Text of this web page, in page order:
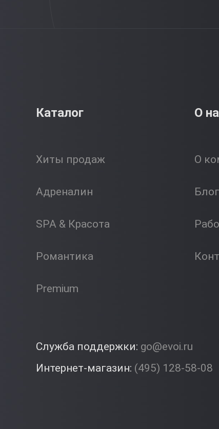
Каталог
Хиты продаж
Адреналин
SPA & Красота
Романтика
Premium
О
О
Блог
Служба поддержки: go@evoi.ru
Интернет-магазин: (495) 128-58-08